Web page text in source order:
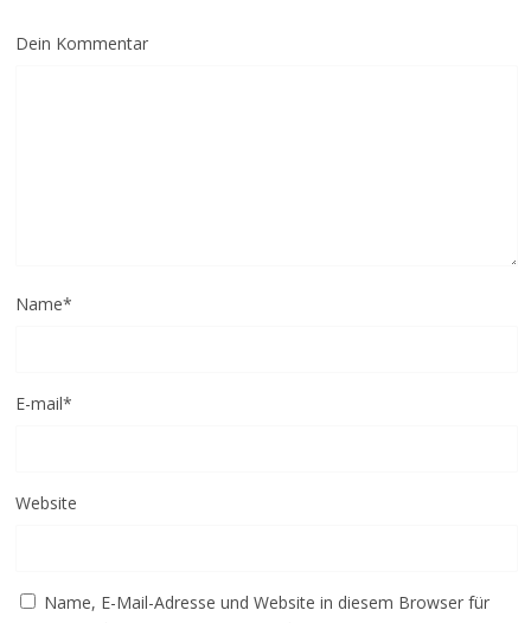
Dein Kommentar
Name*
E-mail*
Website
Name, E-Mail-Adresse und Website in diesem Browser für